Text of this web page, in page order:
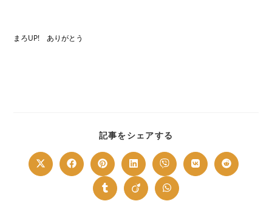
まろUP! ありがとう
記事をシェアする
CONTENT
Opens
in
Opens
in
window
Opens
in
a
new
window
Opens
in
a
new
window
Opens
in
a
new
window
Opens
in
Opens
in
Opens
in
Opens
in
Opens
in